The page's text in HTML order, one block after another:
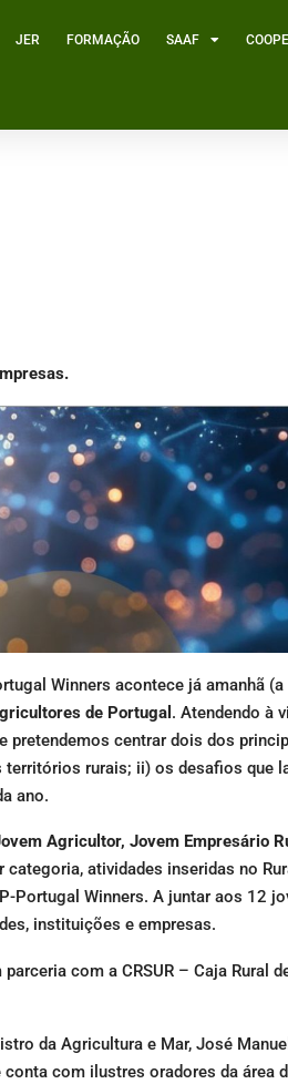
JER FORMAÇÃO SAAF
Winners acontece já amanhã (a
de Portugal . Atendendo à
pretendemos centrar dois dos
territórios rurais; ii) os desafios que
ano.
Agricultor, Jovem Empresário
atividades inseridas no
Portugal Winners. A juntar aos 12
instituições e empresas.
com a CRSUR – Caja Rural
da Agricultura e Mar, José Manuel
conta com ilustres oradores da área